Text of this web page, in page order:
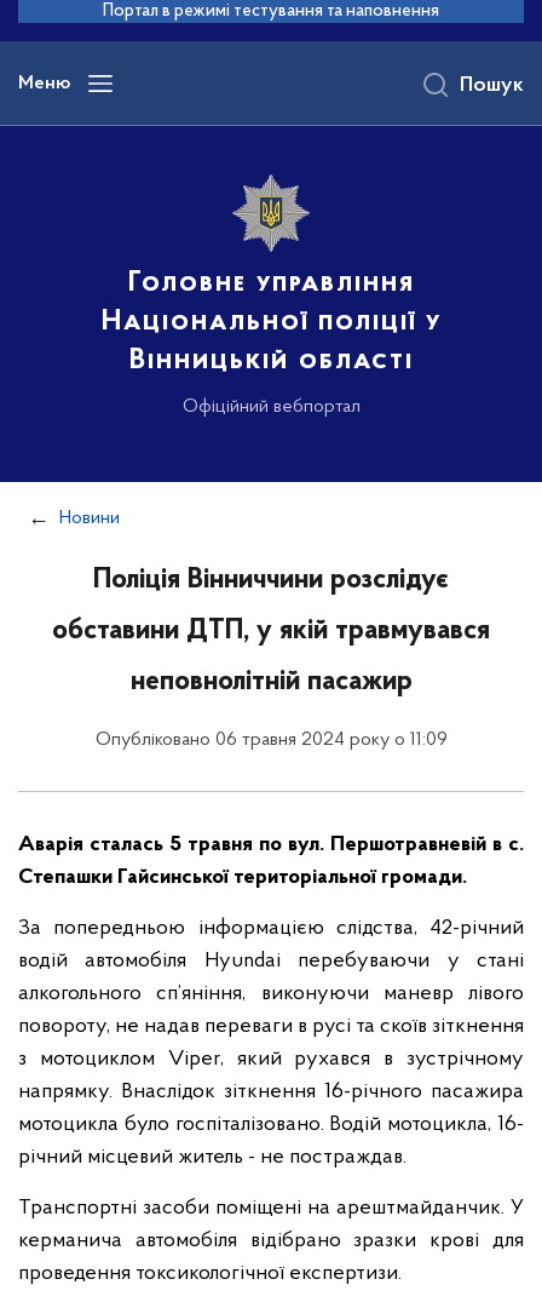
основного
вмісту
Портал в режимі тестування та наповнення
Меню
Головне управління
Національної поліції у
Вінницькій області
Офіційний вебпортал
Пошук
Новини
Поліція Вінниччини розслідує
обставини ДТП, у якій травмувався
неповнолітній пасажир
Опубліковано 06 травня 2024 року о 11:09
Аварія сталась 5 травня по вул. Першотравневій в с.
Степашки Гайсинської територіальної громади.
За попередньою інформацією слідства, 42-річний
водій автомобіля Hyundai перебуваючи у стані
алкогольного сп’яніння, виконуючи маневр лівого
повороту, не надав переваги в русі та скоїв зіткнення
з мотоциклом Viper, який рухався в зустрічному
напрямку. Внаслідок зіткнення 16-річного пасажира
мотоцикла було госпіталізовано. Водій мотоцикла, 16-
річний місцевий житель - не постраждав.
Транспортні засоби поміщені на арештмайданчик. У
керманича автомобіля відібрано зразки крові для
проведення токсикологічної експертизи.